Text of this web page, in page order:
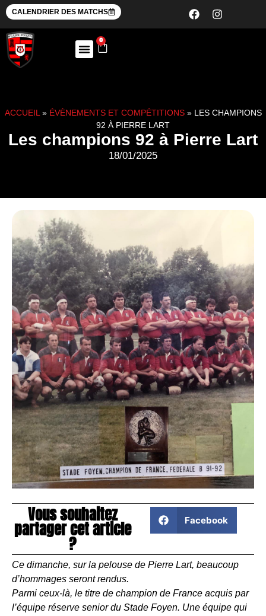
CALENDRIER DES MATCHS
0
ACCUEIL» ÉVÈNEMENTS ET COMPÉTITIONS» LES CHAMPIONS
92 À PIERRE LART
Les champions 92 à Pierre Lart
18/01/2025
Vous souhaitez
partager cet article
?
Facebook
Ce dimanche, sur la pelouse de Pierre Lart, beaucoup
d’hommages seront rendus.
Parmi ceux-là, le titre de champion de France acquis par
l’équipe réserve senior du Stade Foyen. Une équipe qui